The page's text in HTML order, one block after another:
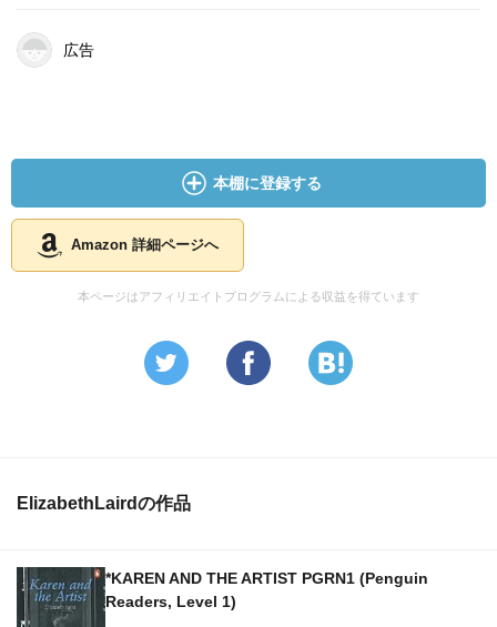
広告
本棚に登録する
Amazon 詳細ページへ
本ページはアフィリエイトプログラムによる収益を得ています
ElizabethLairdの作品
*KAREN AND THE ARTIST PGRN1 (Penguin
Readers, Level 1)